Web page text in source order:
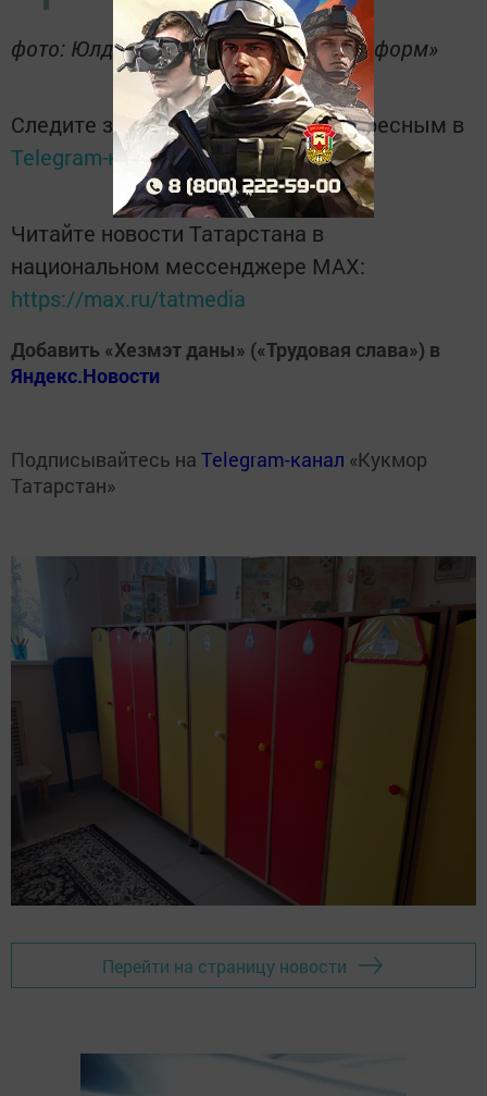
фото: Юлдус Гимадиева/ «Кукмор-информ»
Следите за самым важным и интересным в
Telegram-каналеТатмедиа
Читайте новости Татарстана в
национальном мессенджере MАХ:
https://max.ru/tatmedia
Добавить «Хезмэт даны» («Трудовая слава») в
Яндекс.Новости
Подписывайтесь на Telegram-канал «Кукмор
Татарстан»
Перейти на страницу новости